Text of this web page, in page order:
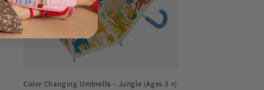
Color Changing Umbrella - Jungle (Ages 3 +)